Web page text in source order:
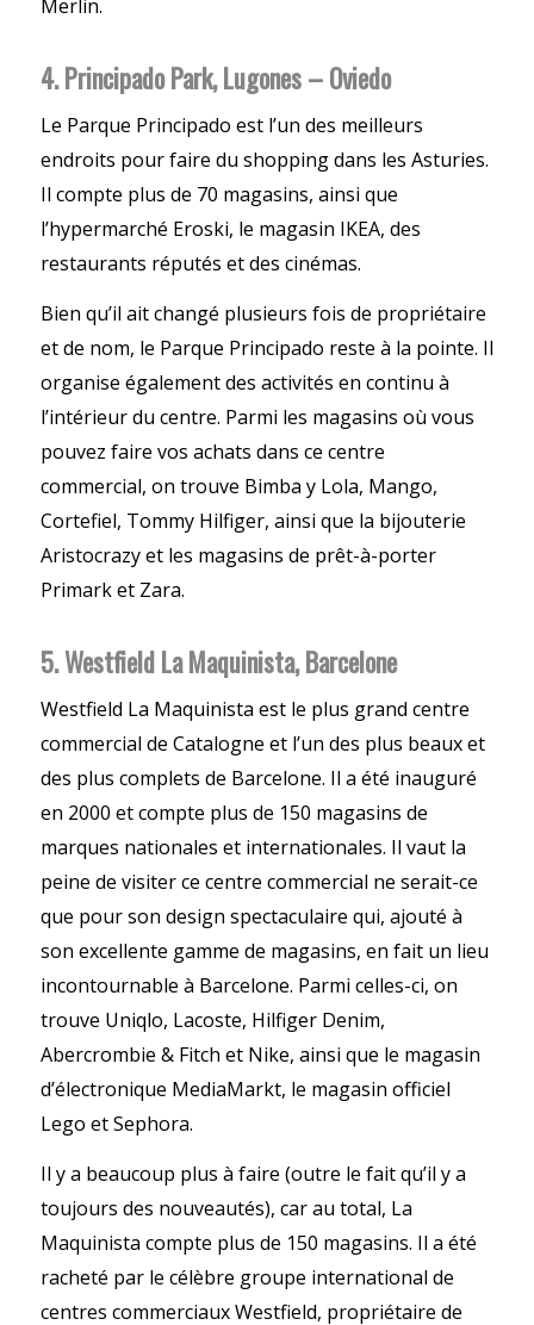
Merlin.
4. Principado Park, Lugones – Oviedo
Le Parque Principado est l’un des meilleurs
endroits pour faire du shopping dans les Asturies.
Il compte plus de 70 magasins, ainsi que
l’hypermarché Eroski, le magasin IKEA, des
restaurants réputés et des cinémas.
Bien qu’il ait changé plusieurs fois de propriétaire
et de nom, le Parque Principado reste à la pointe. Il
organise également des activités en continu à
l’intérieur du centre. Parmi les magasins où vous
pouvez faire vos achats dans ce centre
commercial, on trouve Bimba y Lola, Mango,
Cortefiel, Tommy Hilfiger, ainsi que la bijouterie
Aristocrazy et les magasins de prêt-à-porter
Primark et Zara.
5. Westfield La Maquinista, Barcelone
Westfield La Maquinista est le plus grand centre
commercial de Catalogne et l’un des plus beaux et
des plus complets de Barcelone. Il a été inauguré
en 2000 et compte plus de 150 magasins de
marques nationales et internationales. Il vaut la
peine de visiter ce centre commercial ne serait-ce
que pour son design spectaculaire qui, ajouté à
son excellente gamme de magasins, en fait un lieu
incontournable à Barcelone. Parmi celles-ci, on
trouve Uniqlo, Lacoste, Hilfiger Denim,
Abercrombie & Fitch et Nike, ainsi que le magasin
d’électronique MediaMarkt, le magasin officiel
Lego et Sephora.
Il y a beaucoup plus à faire (outre le fait qu’il y a
toujours des nouveautés), car au total, La
Maquinista compte plus de 150 magasins. Il a été
racheté par le célèbre groupe international de
centres commerciaux Westfield, propriétaire de